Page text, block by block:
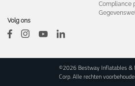
Compliance
Volg ons
©2026 Bestway Inflatables &
Corp. Alle rechten